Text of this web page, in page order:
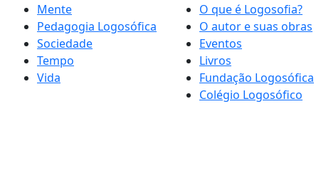
Mente
Pedagogia Logosófica
Sociedade
Tempo
Vida
O que é Logosofia?
O autor e suas obras
Eventos
Livros
Fundação Logosófica
Colégio Logosófico